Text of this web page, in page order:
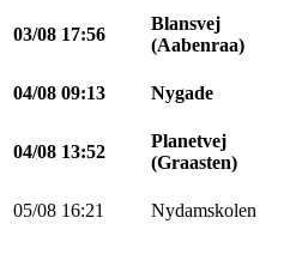
03/08 17:56
Blansvej
(Aabenraa)
04/08 09:13 Nygade
04/08 13:52
Planetvej
(Graasten)
05/08 16:21 Nydamskolen